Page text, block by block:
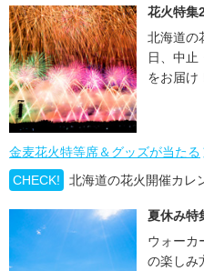
花火特集
北海道の
日、中止
をお届け
金麦花火特等席＆グッズが当たる
CHECK!
北海道の花火開催カレ
夏休み特
ウォーカ
の楽しみ